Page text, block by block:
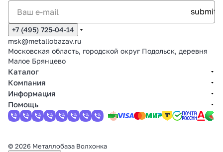
+7 (495) 725-04-14
msk@metallobazav.ru
Московская область, городской округ Подольск, деревня
Малое Брянцево
Каталог
Компания
Информация
Помощь
© 2026 Металлобаза Волхонка